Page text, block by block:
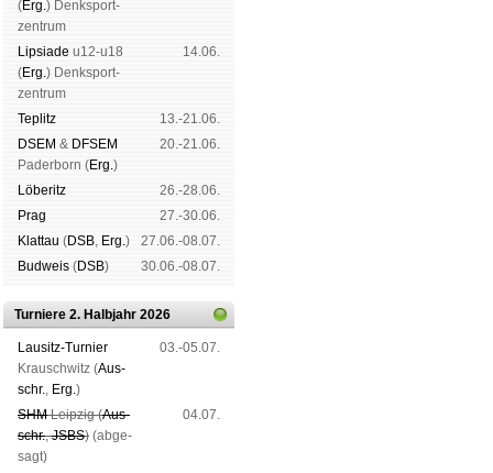
(Erg.) Denk­sport­
zen­trum
Lipsiade u12-u18
(Erg.) Denk­sport­
zen­trum
14.06.
Tep­litz
13.-21.06.
DSEM & DFSEM
Pader­born (Erg.)
20.-21.06.
Lö­be­ritz
26.-28.06.
Prag
27.-30.06.
Klat­tau (DSB, Erg.)
27.06.-08.07.
Bud­weis (DSB) 30.06.-08.07.
Turniere 2. Halbjahr 2026
Lau­sitz-Tur­nier
Krausch­witz (Aus­
schr., Erg.)
03.-05.07.
SHMLeip­zig (Aus­
schr.,JSBS) (ab­ge­
sagt)
04.07.